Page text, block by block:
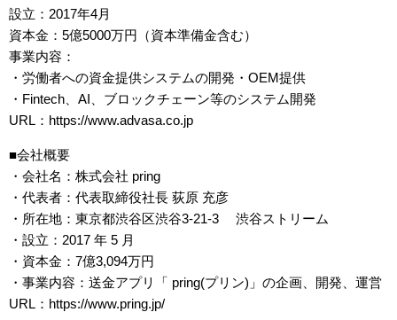
設立：2017年4月
資本金：5億5000万円（資本準備金含む）
事業内容：
・労働者への資金提供システムの開発・OEM提供
・Fintech、AI、ブロックチェーン等のシステム開発
URL：https://www.advasa.co.jp
■会社概要
・会社名：株式会社 pring
・代表者：代表取締役社長 荻原 充彦
・所在地：東京都渋谷区渋谷3-21-3 渋谷ストリーム
・設立：2017 年 5 月
・資本金：7億3,094万円
・事業内容：送金アプリ「 pring(プリン)」の企画、開発、運営
URL：https://www.pring.jp/